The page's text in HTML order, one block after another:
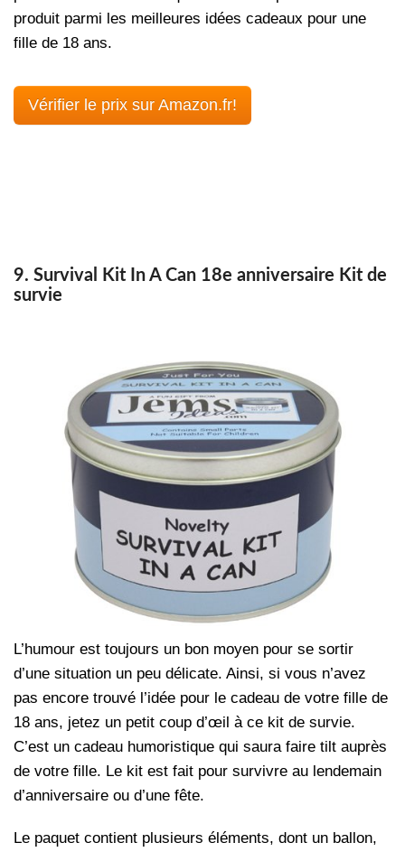
produit parmi les meilleures idées cadeaux pour une
fille de 18 ans.
Vérifier le prix sur Amazon.fr!
9. Survival Kit In A Can 18e anniversaire Kit de
survie
L’humour est toujours un bon moyen pour se sortir
d’une situation un peu délicate. Ainsi, si vous n’avez
pas encore trouvé l’idée pour le cadeau de votre fille de
18 ans, jetez un petit coup d’œil à ce kit de survie.
C’est un cadeau humoristique qui saura faire tilt auprès
de votre fille. Le kit est fait pour survivre au lendemain
d’anniversaire ou d’une fête.
Le paquet contient plusieurs éléments, dont un ballon,